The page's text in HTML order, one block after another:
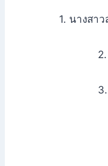
1. นางสา